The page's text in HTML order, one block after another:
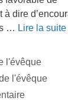
à dire
… Lire la suite
l'évêque
l'évêque